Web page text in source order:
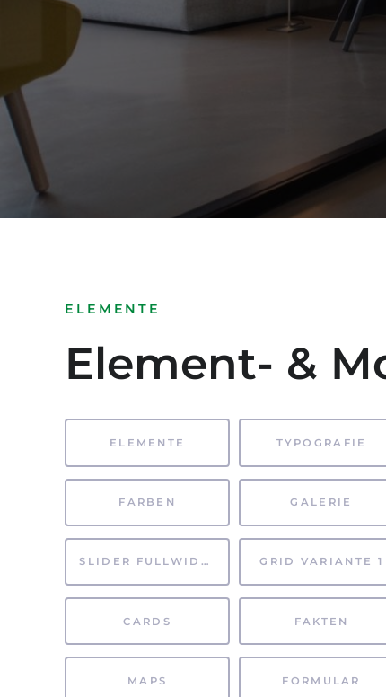
ELEMENTE
Element- &
ELEMENTE TYPOGRAFIE
FARBEN GALERIE
SLIDER FULLWIDTH GRID VARIANTE 1
CARDS FAKTEN
MAPS FORMULAR